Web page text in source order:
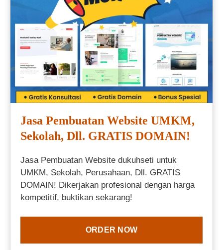
Jasa Pembuatan Website UMKM,
Sekolah, Dll. GRATIS DOMAIN!
Jasa Pembuatan Website dukuhseti untuk
UMKM, Sekolah, Perusahaan, Dll. GRATIS
DOMAIN! Dikerjakan profesional dengan harga
kompetitif, buktikan sekarang!
ORDER NOW